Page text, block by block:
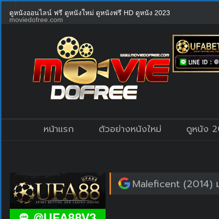
ดูหนังออนไลน์ ฟรี ดูหนังใหม่ ดูหนังฟรี HD ดูหนัง 2023
moviedofree.com
หน้าแรก ตัวอย่างหนังใหม่ ดูหนัง
Maleficent (2014)